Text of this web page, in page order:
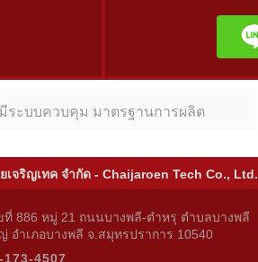
มีระบบควบคุม มาตรฐานการผลิต
เจริญเทค จำกัด - Chaijaroen Tech Co., Ltd.
ที่ 886 หมู่ 21 ถนนบางพลี-ตำหรุ ตำบลบางพลี
อำเภอบางพลี จ.สมุทรปราการ 10540
173-4507